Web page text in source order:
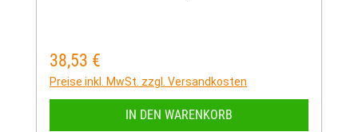
Regulärer Preis:
38,53 €
Preise inkl. MwSt. zzgl. Versandkosten
IN DEN WARENKORB